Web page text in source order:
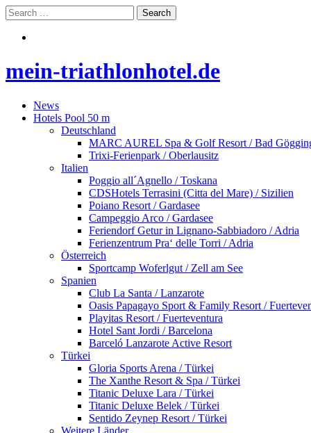
mein-triathlonhotel.de
News
Hotels Pool 50 m
Deutschland
MARC AUREL Spa & Golf Resort / Bad
Trixi-Ferienpark / Oberlausitz
Italien
Poggio all´Agnello / Toskana
CDSHotels Terrasini (Citta del Mare) / Sizilien
Poiano Resort / Gardasee
Campeggio Arco / Gardasee
Feriendorf Getur in Lignano-Sabbiadoro / Adria
Ferienzentrum Pra‘ delle Torri / Adria
Österreich
Sportcamp Woferlgut / Zell am See
Spanien
Club La Santa / Lanzarote
Oasis Papagayo Sport & Family Resort /
Playitas Resort / Fuerteventura
Hotel Sant Jordi / Barcelona
Barceló Lanzarote Active Resort
Türkei
Gloria Sports Arena / Türkei
The Xanthe Resort & Spa / Türkei
Titanic Deluxe Lara / Türkei
Titanic Deluxe Belek / Türkei
Sentido Zeynep Resort / Türkei
Weitere Länder